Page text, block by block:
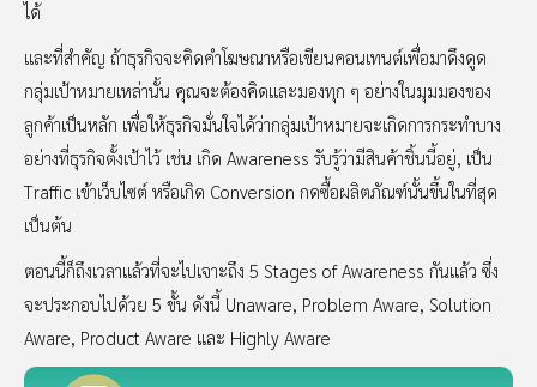
ได้
และที่สำคัญ ถ้าธุรกิจจะคิดคำโฆษณาหรือเขียนคอนเทนต์เพื่อมาดึงดูด
กลุ่มเป้าหมายเหล่านั้น คุณจะต้องคิดและมองทุก ๆ อย่างในมุมมองของ
ลูกค้าเป็นหลัก เพื่อให้ธุรกิจมั่นใจได้ว่ากลุ่มเป้าหมายจะเกิดการกระทำบาง
อย่างที่ธุรกิจตั้งเป้าไว้ เช่น เกิด Awareness รับรู้ว่ามีสินค้าชิ้นนี้อยู่, เป็น
Traffic เข้าเว็บไซต์ หรือเกิด Conversion กดซื้อผลิตภัณฑ์นั้นขึ้นในที่สุด
เป็นต้น
ตอนนี้ก็ถึงเวลาแล้วที่จะไปเจาะถึง 5 Stages of Awareness กันแล้ว ซึ่ง
จะประกอบไปด้วย 5 ขั้น ดังนี้ Unaware, Problem Aware, Solution
Aware, Product Aware และ Highly Aware